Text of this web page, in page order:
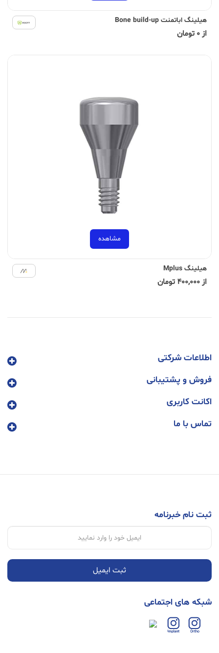
هیلینگ اباتمنت Bone build-up
از 0 تومان
مشاهده
هیلینگ Mplus
از 400,000 تومان
اطلاعات شرکتی
فروش و پشتیبانی
اکانت کاربری
تماس با ما
ثبت نام خبرنامه
ثبت ایمیل
شبکه های اجتماعی